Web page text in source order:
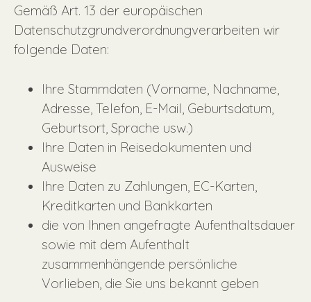
Gemäß Art. 13 der europäischen
Datenschutzgrundverordnungverarbeiten wir
folgende Daten:
Ihre Stammdaten (Vorname, Nachname,
Adresse, Telefon, E-Mail, Geburtsdatum,
Geburtsort, Sprache usw.)
Ihre Daten in Reisedokumenten und
Ausweise
Ihre Daten zu Zahlungen, EC-Karten,
Kreditkarten und Bankkarten
die von Ihnen angefragte Aufenthaltsdauer
sowie mit dem Aufenthalt
zusammenhängende persönliche
Vorlieben, die Sie uns bekannt geben